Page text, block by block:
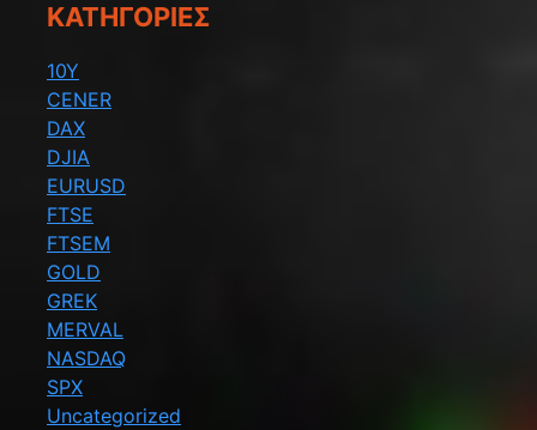
KΑΤΗΓΟΡΊΕΣ
10Y
CENER
DAX
DJIA
EURUSD
FTSE
FTSEM
GOLD
GREK
MERVAL
NASDAQ
SPX
Uncategorized